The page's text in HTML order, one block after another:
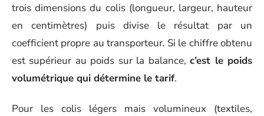
trois dimensions du colis (longueur, largeur, hauteur
en centimètres) puis divise le résultat par un
coefficient propre au transporteur. Si le chiffre obtenu
est supérieur au poids sur la balance,c’est le poids
volumétrique qui détermine le tarif.
Pour les colis légers mais volumineux (textiles,